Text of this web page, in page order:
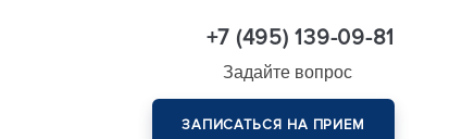
+7 (495) 139-09-81
Задайте вопрос
ЗАПИСАТЬСЯ НА ПРИЕМ